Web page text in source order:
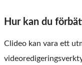
Hur kan du
Clideo kan vara ett